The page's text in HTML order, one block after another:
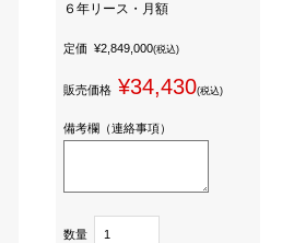
６年リース・月額
定価 ¥2,849,000(税込)
販売価格 ¥34,430(税込)
備考欄（連絡事項）
数量